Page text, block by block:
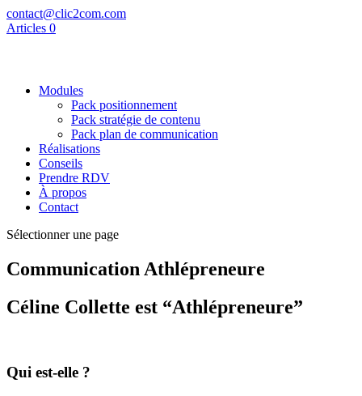
contact@clic2com.com
Articles 0
Modules
Pack positionnement
Pack stratégie de contenu
Pack plan de communication
Réalisations
Conseils
Prendre RDV
À propos
Contact
Sélectionner une page
Communication Athlépreneure
Céline Collette est “Athlépreneure”
Qui est-elle ?